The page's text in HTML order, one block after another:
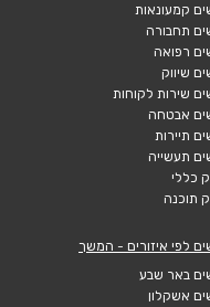
קמעונאות
תחבורה
רפואה
שיווק
שירות לקוחות
אבטחה
תיירות
תעשייה
כללי
תוכנה
לפי איזורים - המשך
באר שבע
אשקלון